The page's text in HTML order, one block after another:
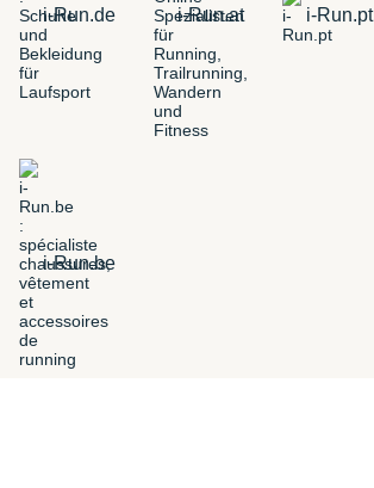
i-Run.de i-Run.at i-Run.pt
i-Run.be